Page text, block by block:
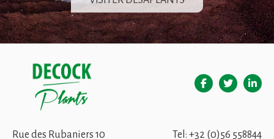
Rue des Rubaniers 10 Tel: +32 (0)56 558844